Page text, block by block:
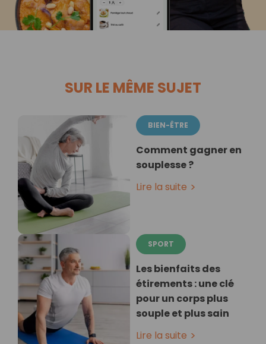
SUR LE MÊME SUJET
BIEN-ÊTRE
Comment gagner en
souplesse ?
Lire la suite
SPORT
Les bienfaits des
étirements : une clé
pour un corps plus
souple et plus sain
Lire la suite